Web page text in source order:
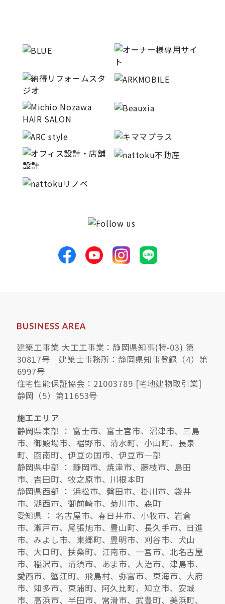
建築工事業 大工工事業：静岡県知事(特-03) 第
30817号 建築士事務所：静岡県知事登録（4）第
6997号
住宅性能保証協会：21003789 [宅地建物取引業]
静岡（5）第11653号
施工エリア
静岡県東部 ： 富士市、富士宮市、沼津市、三島
市、御殿場市、裾野市、清水町、小山町、長泉
町、函南町、伊豆の国市、伊豆市一部
静岡県中部 ： 静岡市、焼津市、藤枝市、島田
市、吉田町、牧之原市、川根本町
静岡県西部 ： 浜松市、磐田市、掛川市、袋井
市、湖西市、御前崎市、菊川市、森町
愛知県 ： 名古屋市、春日井市、小牧市、岩倉
市、瀬戸市、尾張旭市、豊山町、長久手市、日進
市、みよし市、東郷町、豊明市、刈谷市、犬山
市、大口町、扶桑町、江南市、一宮市、北名古屋
市、稲沢市、清須市、あま市、大治市、津島市、
愛西市、蟹江町、飛島村、弥富市、東海市、大府
市、知多市、東浦町、阿久比町、知立市、安城
市、高浜市、半田市、常滑市、武豊町、美浜町、